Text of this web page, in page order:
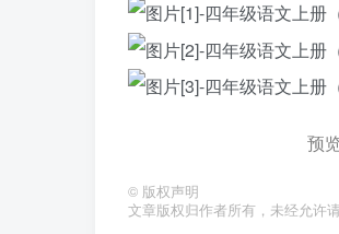
预
© 版权声明
文章版权归作者所有，未经允许请